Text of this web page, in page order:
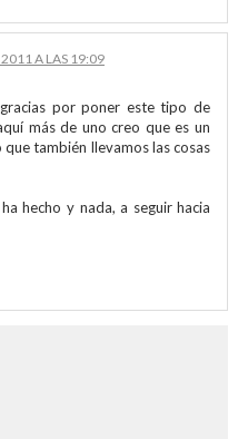
A LAS 19:09
por poner este tipo de
más de uno creo que es un
también llevamos las cosas
hecho y nada, a seguir hacia